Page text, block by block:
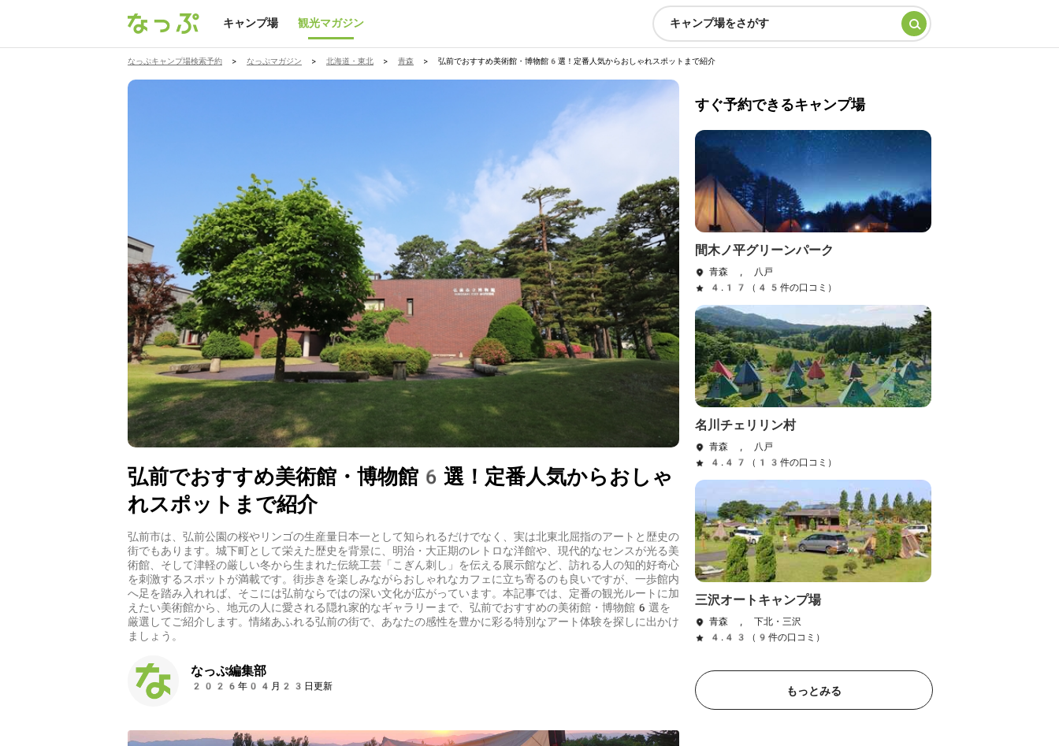
キャンプ場 観光マガジン キャンプ場をさがす
なっぷキャンプ場検索予約 > なっぷマガジン > 北海道・東北 > 青森 > 弘前でおすすめ美術館・博物館6選！定番人気からおしゃれスポットまで紹介
弘前でおすすめ美術館・博物館6選！定番人気からおしゃ
れスポットまで紹介
弘前市は、弘前公園の桜やリンゴの生産量日本一として知られるだけでなく、実は北東北屈指のアートと歴史の
街でもあります。城下町として栄えた歴史を背景に、明治・大正期のレトロな洋館や、現代的なセンスが光る美
術館、そして津軽の厳しい冬から生まれた伝統工芸「こぎん刺し」を伝える展示館など、訪れる人の知的好奇心
を刺激するスポットが満載です。街歩きを楽しみながらおしゃれなカフェに立ち寄るのも良いですが、一歩館内
へ足を踏み入れれば、そこには弘前ならではの深い文化が広がっています。本記事では、定番の観光ルートに加
えたい美術館から、地元の人に愛される隠れ家的なギャラリーまで、弘前でおすすめの美術館・博物館6選を
厳選してご紹介します。情緒あふれる弘前の街で、あなたの感性を豊かに彩る特別なアート体験を探しに出かけ
ましょう。
なっぷ編集部
2026年04月23日更新
すぐ予約できるキャンプ場
間木ノ平グリーンパーク
青森 , 八戸
4.17（45件の口コミ）
名川チェリリン村
青森 , 八戸
4.47（13件の口コミ）
三沢オートキャンプ場
青森 , 下北・三沢
4.43（9件の口コミ）
もっとみる